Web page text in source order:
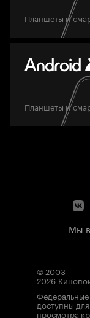
Планшеты и
Планшеты и
Мы
© 2003–
2026
доступны
просмотра